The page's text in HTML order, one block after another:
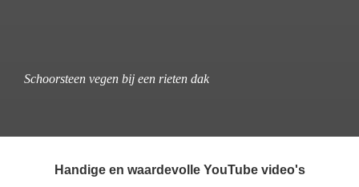
Schoorsteen vegen bij een rieten dak
Handige en waardevolle YouTube video's